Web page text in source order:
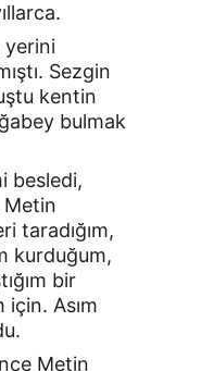
yerini
Sezgin
kentin
bulmak
besledi,
taradığım,
kurduğum,
bir
için. Asım
Metin